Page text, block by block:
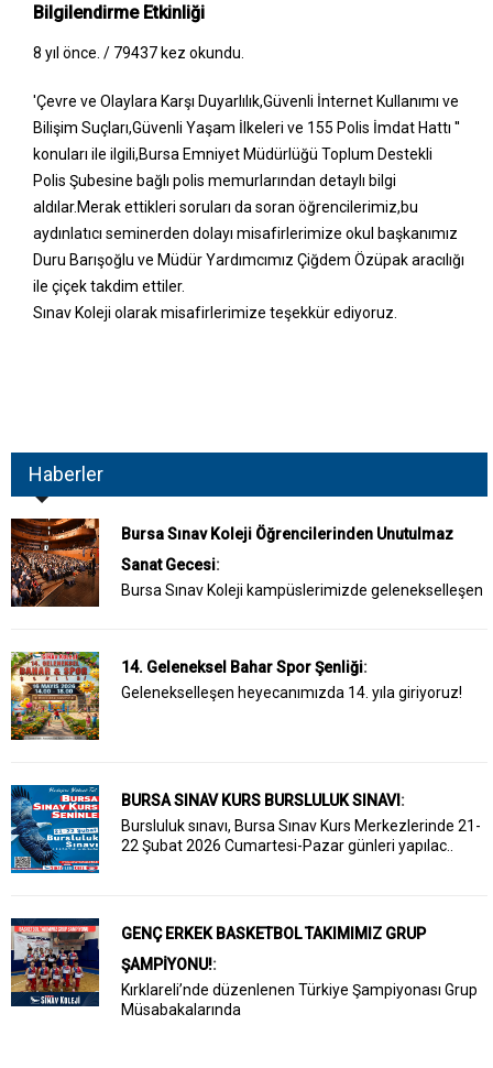
Bilgilendirme Etkinliği
8 yıl önce. / 79437 kez okundu.
'Çevre ve Olaylara Karşı Duyarlılık,Güvenli İnternet Kullanımı ve
Bilişim Suçları,Güvenli Yaşam İlkeleri ve 155 Polis İmdat Hattı ''
konuları ile ilgili,Bursa Emniyet Müdürlüğü Toplum Destekli
Polis Şubesine bağlı polis memurlarından detaylı bilgi
aldılar.Merak ettikleri soruları da soran öğrencilerimiz,bu
aydınlatıcı seminerden dolayı misafirlerimize okul başkanımız
Duru Barışoğlu ve Müdür Yardımcımız Çiğdem Özüpak aracılığı
ile çiçek takdim ettiler.
Sınav Koleji olarak misafirlerimize teşekkür ediyoruz.
Haberler
Bursa Sınav Koleji Öğrencilerinden Unutulmaz
Sanat Gecesi:
Bursa Sınav Koleji kampüslerimizde gelenekselleşen
14. Geleneksel Bahar Spor Şenliği:
Gelenekselleşen heyecanımızda 14. yıla giriyoruz!
BURSA SINAV KURS BURSLULUK SINAVI :
Bursluluk sınavı, Bursa Sınav Kurs Merkezlerinde 21-
22 Şubat 2026 Cumartesi-Pazar günleri yapılac..
GENÇ ERKEK BASKETBOL TAKIMIMIZ GRUP
ŞAMPİYONU!:
Kırklareli’nde düzenlenen Türkiye Şampiyonası Grup
Müsabakalarında